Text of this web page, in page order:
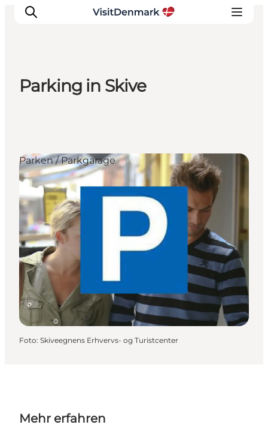
Unterkünfte
Reiseplanung
Parking in Skive
Parken / Parkgarage
Foto: Skiveegnens Erhvervs- og Turistcenter
Mehr erfahren